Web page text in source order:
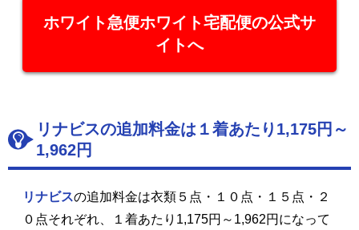
ホワイト急便ホワイト宅配便の公式サ
イトへ
リナビスの追加料金は１着あたり1,175円～
1,962円
リナビスの追加料金は衣類５点・１０点・１５点・２
０点それぞれ、１着あたり1,175円～1,962円になって